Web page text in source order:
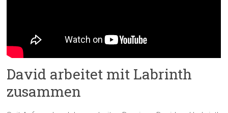
David arbeitet mit Labrinth
zusammen